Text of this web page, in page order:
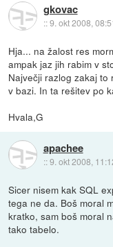
gkovac
::9. okt 2008,
Hja... na žalost res
ampak jaz jih rabim v
Največji razlog zakaj
v bazi. In ta rešitev po
Hvala,G
apachee
::9. okt 2008,
Sicer nisem kak SQL
tega ne da. Boš moral
kratko, sam boš moral
tako tabelo.